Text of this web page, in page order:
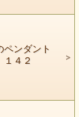
ペンダント
４２